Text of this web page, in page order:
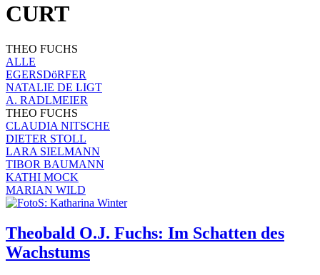
CURT
THEO FUCHS
ALLE
EGERSDöRFER
NATALIE DE LIGT
A. RADLMEIER
THEO FUCHS
CLAUDIA NITSCHE
DIETER STOLL
LARA SIELMANN
TIBOR BAUMANN
KATHI MOCK
MARIAN WILD
Theobald O.J. Fuchs: Im Schatten des
Wachstums